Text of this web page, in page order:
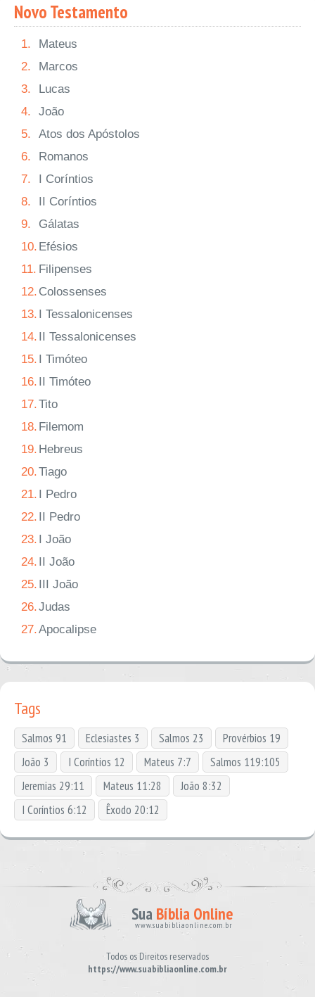
Novo Testamento
1.
Mateus
2.
Marcos
3.
Lucas
4.
João
5.
Atos dos Apóstolos
6.
Romanos
7.
I Coríntios
8.
II Coríntios
9.
Gálatas
10. Efésios
11. Filipenses
12. Colossenses
13. I Tessalonicenses
14. II Tessalonicenses
15. I Timóteo
16. II Timóteo
17.Tito
18. Filemom
19. Hebreus
20.Tiago
21. I Pedro
22. II Pedro
23. I João
24. II João
25. III João
26.Judas
27.Apocalipse
Tags
Salmos 91 Eclesiastes 3 Salmos 23
Provérbios 19
João 3
I Coríntios 12 Mateus 7:7
Salmos 119:105
Jeremias 29:11
Mateus 11:28
João 8:32
I Coríntios 6:12
Êxodo 20:12
Sua Bíblia Online
www.suabibliaonline.com.br
Todos os Direitos reservados
https://www.suabibliaonline.com.br